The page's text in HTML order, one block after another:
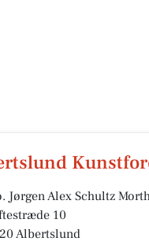
Jørgen Alex Schultz
10
Albertslund